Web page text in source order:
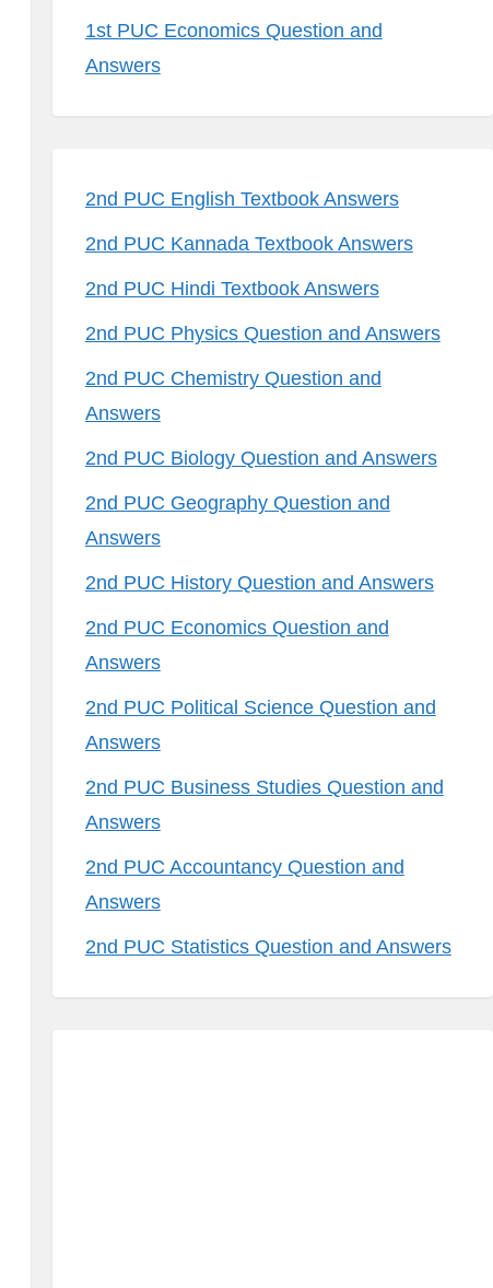
1st PUC Economics Question and
Answers
2nd PUC English Textbook Answers
2nd PUC Kannada Textbook Answers
2nd PUC Hindi Textbook Answers
2nd PUC Physics Question and Answers
2nd PUC Chemistry Question and
Answers
2nd PUC Biology Question and Answers
2nd PUC Geography Question and
Answers
2nd PUC History Question and Answers
2nd PUC Economics Question and
Answers
2nd PUC Political Science Question and
Answers
2nd PUC Business Studies Question and
Answers
2nd PUC Accountancy Question and
Answers
2nd PUC Statistics Question and Answers